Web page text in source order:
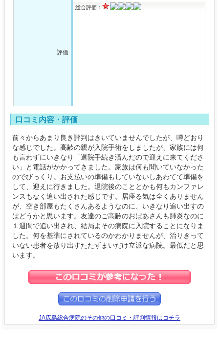
評価
総合評価：
口コミ内容・評価
前々からあまり良き評判はきいていませんでしたが、噂どおり
な感じでした。高齢の親が入院手術をしましたが、家族には何
も言わずにいきなり「退院手続き済んだので迎えに来てくださ
い」と電話がかかってきました。家族は何も聞いていなかった
のでびっくり。お支払いの準備もしていないしあわてて準備を
して、迎えに行きました。退院後のこととかも何もカンファレ
ンスもなく追い出された感じです。居座る気は全くありません
が、空き部屋もたくさんあるようなのに、いきなり追い出すの
はどうかと思います。友達のご高齢のおばあさんも肺炎なのに
１週間で追い出され、結局よその病院に入院することになりま
した。何を基準にされているのかわかりませんが、治りきって
いない患者を放り出すたたずまいだけ立派な病院。最低だと思
います。
JA広島総合病院のその他の口コミ・評判情報はコチラ